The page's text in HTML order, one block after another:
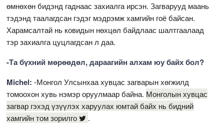
өмнөхөн бидэнд гаднаас захиалга ирсэн. Загварууд маань
тэдэнд таалагдсан гэдэг мэдрэмж хамгийн гоё байсан.
Харамсалтай нь ковидын нөхцөл байдлаас шалтгаалаад
тэр захиалга цуцлагдсан л даа.
-Та бүхний мөрөөдөл, дараагийн алхам юу байх бол?
Michel: -Монгол Улсынхаа хувцас загварын хөгжилд
томоохон хувь нэмэр оруулмаар байна. Монголын хувцас
загвар гэхэд үзүүлэх харуулах юмтай байх нь бидний
хамгийн том зорилго
.